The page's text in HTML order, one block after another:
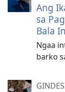
Ang
sa
Bala
Ngaa
barko